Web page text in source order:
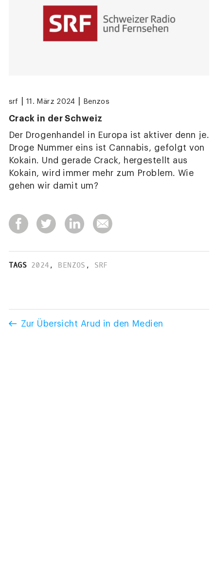
srf 11. März 2024 Benzos
Crack in der Schweiz
Der Drogenhandel in Europa ist aktiver denn je.
Droge Nummer eins ist Cannabis, gefolgt von
Kokain. Und gerade Crack, hergestellt aus
Kokain, wird immer mehr zum Problem. Wie
gehen wir damit um?
TAGS 2024, BENZOS , SRF
Zur Übersicht Arud in den Medien